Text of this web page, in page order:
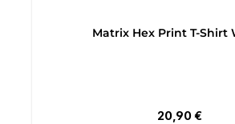
Matrix Hex Print T-Shirt
Regulärer Preis:
20,90 €